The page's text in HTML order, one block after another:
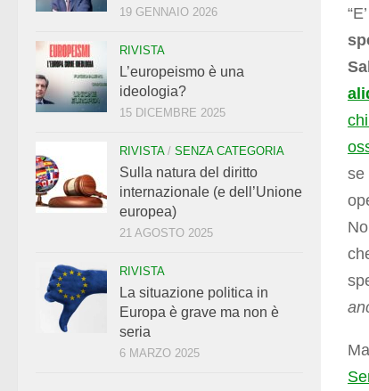
se
19 GENNAIO 2026
RIVISTA
L’europeismo è una
ideologia?
15 DICEMBRE 2025
RIVISTA/ SENZA CATEGORIA
Sulla natura del diritto
internazionale (e dell’Unione
europea)
21 AGOSTO 2025
RIVISTA
La situazione politica in
Europa è grave ma non è
seria
6 MARZO 2025